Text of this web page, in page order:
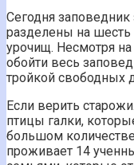
Сегодня
разделены на
урочищ. Несмотря
обойти весь
тройкой свободных
Если верить
птицы галки,
большом
проживает 14